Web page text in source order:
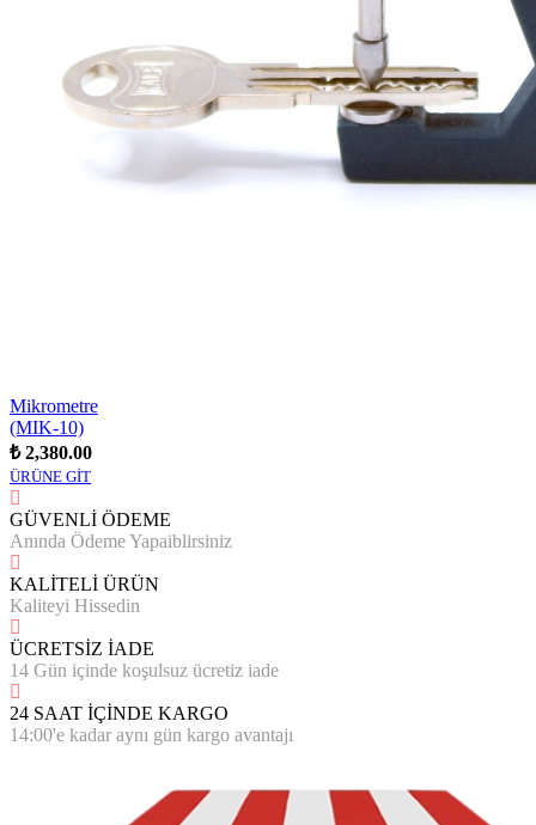
Mikrometre
(MIK-10)
₺ 2,380.00
ÜRÜNE GİT
GÜVENLİ ÖDEME
Anında Ödeme Yapaiblirsiniz
KALİTELİ ÜRÜN
Kaliteyi Hissedin
ÜCRETSİZ İADE
14 Gün içinde koşulsuz ücretiz iade
24 SAAT İÇİNDE KARGO
14:00'e kadar aynı gün kargo avantajı